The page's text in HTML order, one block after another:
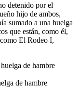
detenido por el
hijo de ambos,
sumado a una huelga
que están, como él,
El Rodeo I,
de hambre